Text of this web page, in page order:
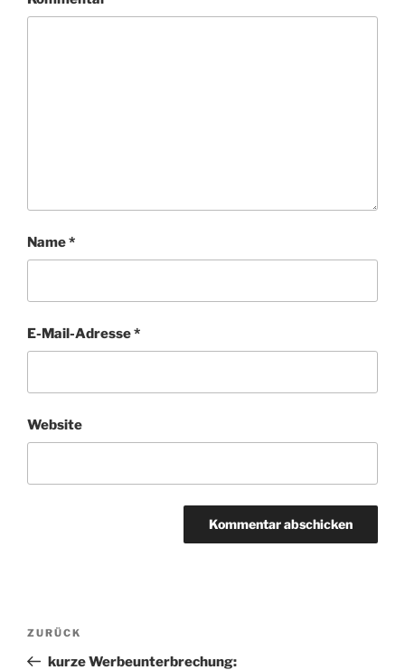
Name*
E-Mail-Adresse*
Website
Beitragsnavigation
Vorheriger
Beitrag
ZURÜCK
kurze Werbeunterbrechung: